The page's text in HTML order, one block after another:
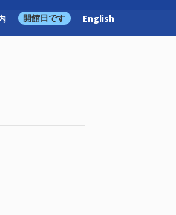
開館日です English